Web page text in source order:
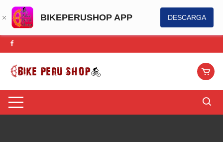
BIKEPERUSHOP APP DESCARGA
Saltar
al
contenido